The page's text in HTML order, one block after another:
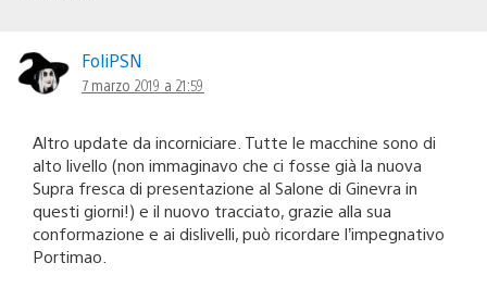
FoliPSN
7 marzo 2019 a 21:59
Altro update da incorniciare. Tutte le macchine sono di
alto livello (non immaginavo che ci fosse già la nuova
Supra fresca di presentazione al Salone di Ginevra in
questi giorni!) e il nuovo tracciato, grazie alla sua
conformazione e ai dislivelli, può ricordare l’impegnativo
Portimao.